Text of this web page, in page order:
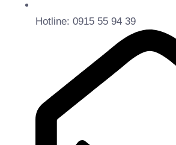
Hotline: 0915 55 94 39